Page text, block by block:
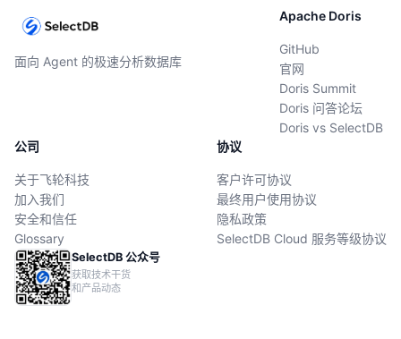
面向 Agent 的极速分析数据库
Apache Doris
GitHub
官网
Doris Summit
Doris 问答论坛
Doris vs SelectDB
公司
关于飞轮科技
加入我们
安全和信任
Glossary
协议
客户许可协议
最终用户使用协议
隐私政策
SelectDB Cloud 服务等级协议
SelectDB 公众号
获取技术干货
和产品动态